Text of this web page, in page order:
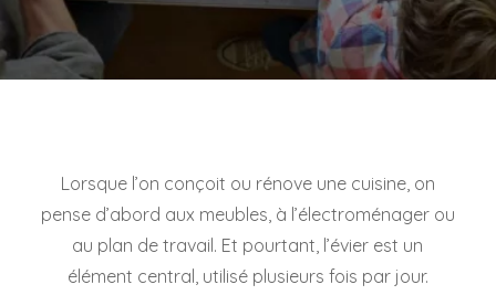
Lorsque l’on conçoit ou rénove une cuisine, on
pense d’abord aux meubles, à l’électroménager ou
au plan de travail. Et pourtant, l’évier est un
élément central, utilisé plusieurs fois par jour.